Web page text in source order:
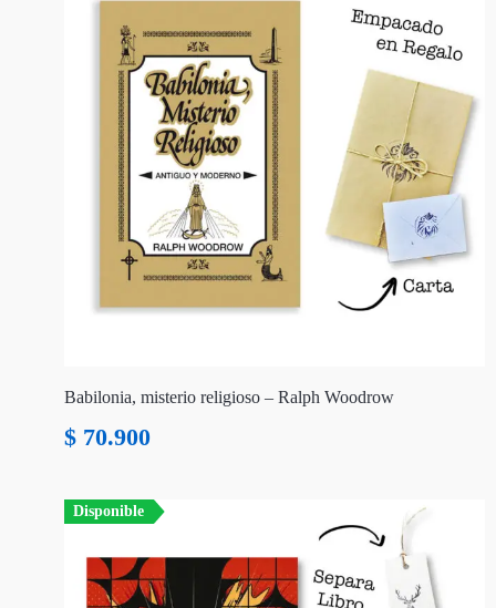
Babilonia, misterio religioso – Ralph Woodrow
$ 70.900
Disponible